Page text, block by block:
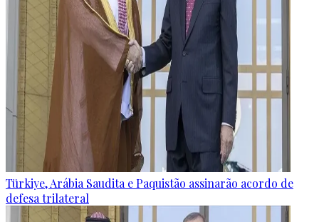
Türkiye, Arábia Saudita e Paquistão assinarão acordo de
defesa trilateral